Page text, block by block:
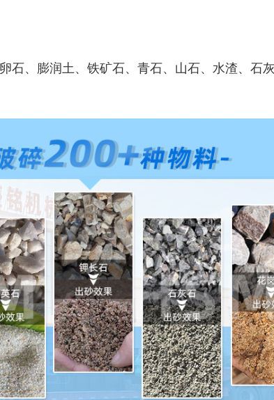
石、膨润土、铁矿石、青石、山石、水渣、石